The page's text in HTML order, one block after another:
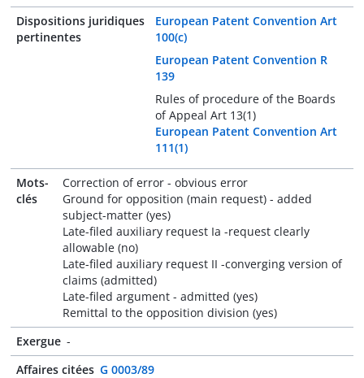
Dispositions juridiques
pertinentes
European Patent Convention Art
100(c)
European Patent Convention R
139
Rules of procedure of the Boards
of Appeal Art 13(1)
European Patent Convention Art
111(1)
Mots-
clés
Correction of error - obvious error
Ground for opposition (main request) - added
subject-matter (yes)
Late-filed auxiliary request Ia -request clearly
allowable (no)
Late-filed auxiliary request II -converging version of
claims (admitted)
Late-filed argument - admitted (yes)
Remittal to the opposition division (yes)
Exergue -
Affaires citées G 0003/89